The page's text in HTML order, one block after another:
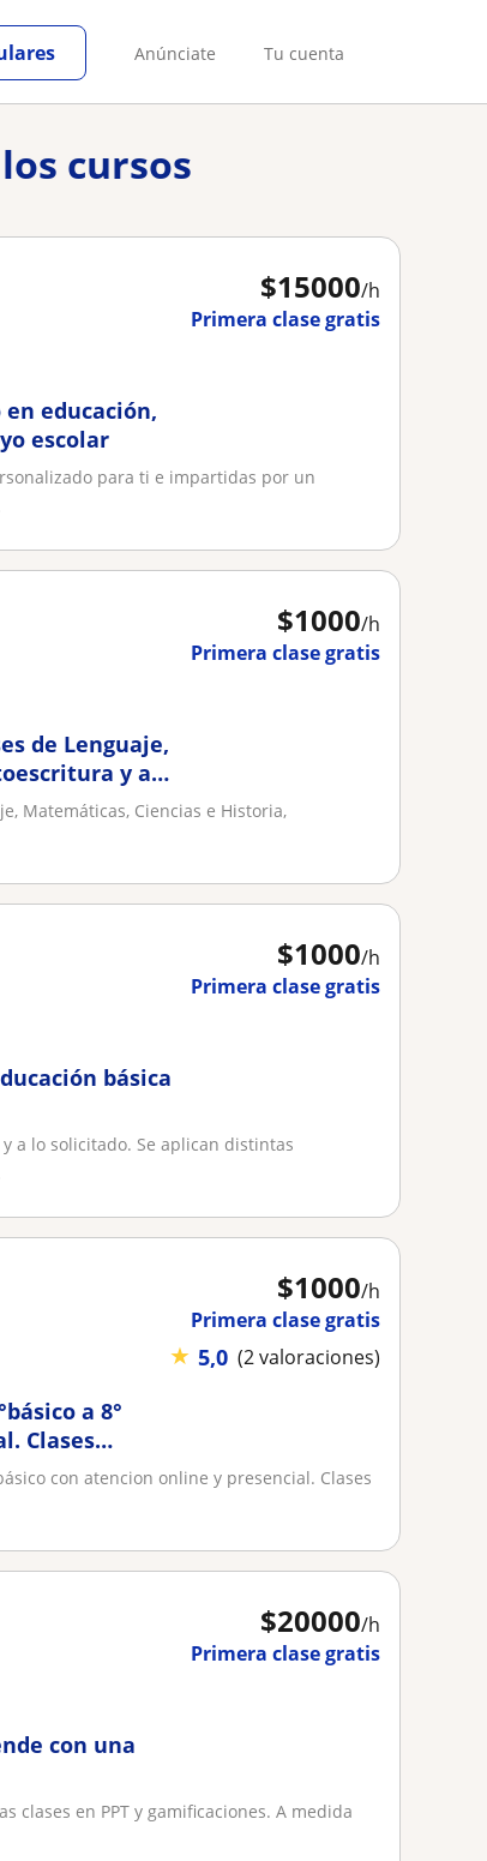
Anúnciate Tu cuenta
cursos
$15000/h
Primera clase gratis
educación,
escolar
para ti e impartidas por un
$1000/h
Primera clase gratis
de Lenguaje,
y a
Matemáticas, Ciencias e Historia,
$1000/h
Primera clase gratis
básica
a lo solicitado. Se aplican distintas
$1000/h
Primera clase gratis
★ 5,0 (2 valoraciones)
a 8°
Clases
con atencion online y presencial. Clases
$20000/h
Primera clase gratis
con una
clases en PPT y gamificaciones. A medida